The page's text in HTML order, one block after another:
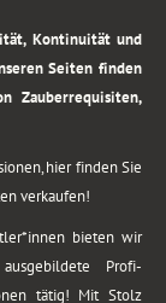
Kontinuität und
Seiten finden
Zauberrequisiten,
hier finden Sie
verkaufen!
bieten wir
Profi-
tätig! Mit Stolz